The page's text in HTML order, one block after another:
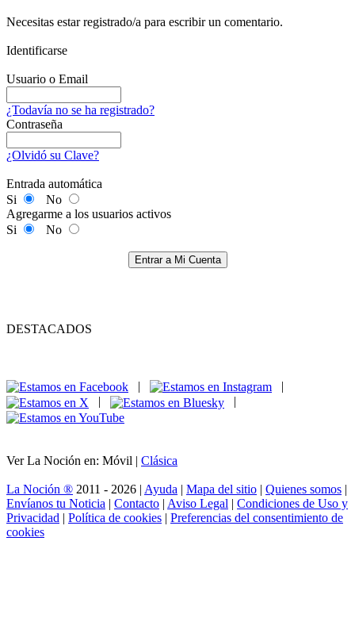
Necesitas estar registrado/a para escribir un comentario.
Identificarse
Usuario o Email
¿Todavía no se ha registrado?
Contraseña
¿Olvidó su Clave?
Entrada automática
Si
No
Agregarme a los usuarios activos
Si
No
Entrar a Mi Cuenta
DESTACADOS
|
|
|
|
Ver La Noción en: Móvil | Clásica
La Noción ® 2011 - 2026 | Ayuda | Mapa del sitio | Quienes somos |
Envíanos tu Noticia | Contacto | Aviso Legal | Condiciones de Uso y
Privacidad | Política de cookies | Preferencias del consentimiento de
cookies